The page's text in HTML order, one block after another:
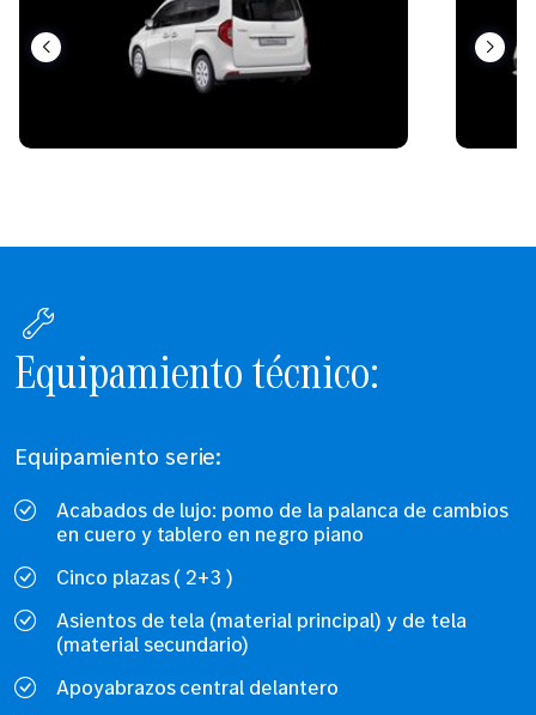
Equipamiento técnico:
Equipamiento serie:
Acabados de lujo: pomo de la palanca de cambios
en cuero y tablero en negro piano
Cinco plazas ( 2+3 )
Asientos de tela (material principal) y de tela
(material secundario)
Apoyabrazos central delantero